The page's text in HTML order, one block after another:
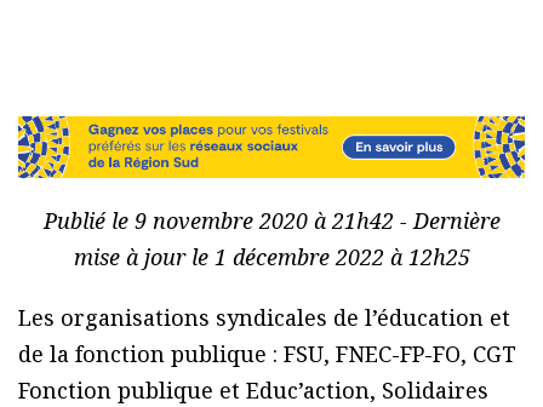
Publié le 9 novembre 2020 à 21h42 - Dernière
mise à jour le 1 décembre 2022 à 12h25
Les organisations syndicales de l’éducation et
de la fonction publique : FSU, FNEC-FP-FO, CGT
Fonction publique et Educ’action, Solidaires